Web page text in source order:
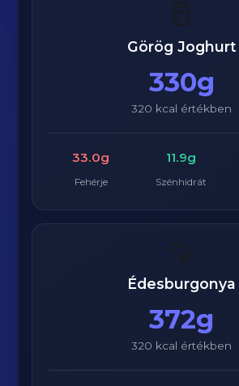
🥛
Görög Joghurt
330g
320 kcal értékben
33.0g
Fehérje
11.9g
Szénhidrát
Édesburgonya
372g
320 kcal értékben